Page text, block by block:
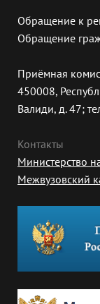
Обращение к
Обращение
Приёмная
450008,
Валиди, д. 47;
Контакты
Министерство
Межвузовский